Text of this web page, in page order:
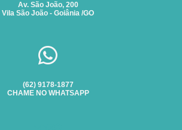
Av. São João, 200
Vila São João - Goiânia /GO
(62) 9178-1877
CHAME NO WHATSAPP